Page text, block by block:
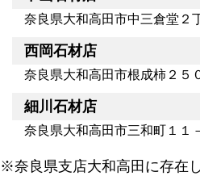
奈良県大和高田市中三倉堂２
西岡石材店
奈良県大和高田市根成柿２５
細川石材店
奈良県大和高田市三和町１１
※奈良県支店大和高田に存在